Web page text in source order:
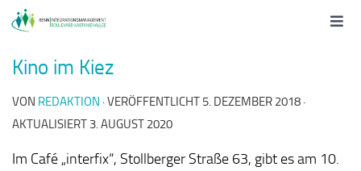
Kino im Kiez
VON REDAKTION · VERÖFFENTLICHT 5. DEZEMBER 2018 ·
AKTUALISIERT 3. AUGUST 2020
Im Café „interfix“, Stollberger Straße 63, gibt es am 10.